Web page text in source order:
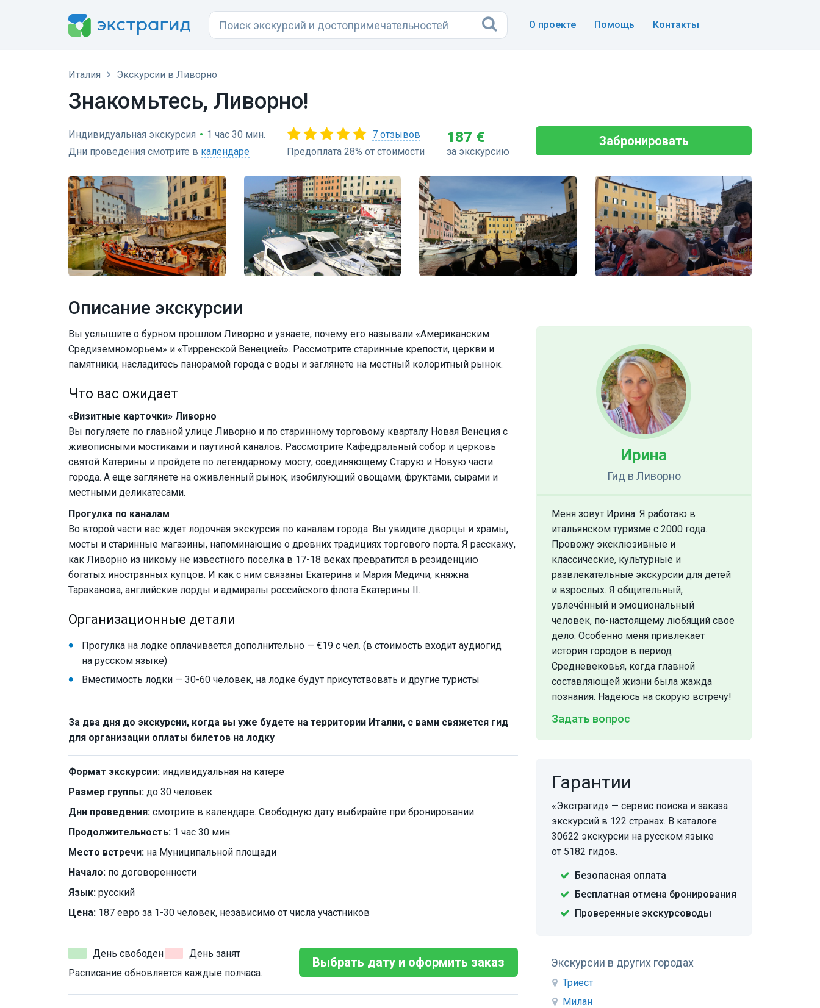
О проекте Помощь Контакты
Италия Экскурсии в Ливорно
Знакомьтесь, Ливорно!
Индивидуальная экскурсия • 1 час 30 мин.
Дни проведения смотрите в календаре
7 отзывов
Предоплата 28% от стоимости
187 €
за экскурсию
Забронировать
Описание экскурсии
Вы услышите о бурном прошлом Ливорно и узнаете, почему его называли «Американским
Средиземноморьем» и «Тирренской Венецией». Рассмотрите старинные крепости, церкви и
памятники, насладитесь панорамой города с воды и заглянете на местный колоритный рынок.
Что вас ожидает
«Визитные карточки» Ливорно
Вы погуляете по главной улице Ливорно и по старинному торговому кварталу Новая Венеция с
живописными мостиками и паутиной каналов. Рассмотрите Кафедральный собор и церковь
святой Катерины и пройдете по легендарному мосту, соединяющему Старую и Новую части
города. А еще заглянете на оживленный рынок, изобилующий овощами, фруктами, сырами и
местными деликатесами.
Прогулка по каналам
Во второй части вас ждет лодочная экскурсия по каналам города. Вы увидите дворцы и храмы,
мосты и старинные магазины, напоминающие о древних традициях торгового порта. Я расскажу,
как Ливорно из никому не известного поселка в 17-18 веках превратится в резиденцию
богатых иностранных купцов. И как с ним связаны Екатерина и Мария Медичи, княжна
Тараканова, английские лорды и адмиралы российского флота Екатерины II.
Организационные детали
Прогулка на лодке оплачивается дополнительно — €19 с чел. (в стоимость входит аудиогид
на русском языке)
Вместимость лодки — 30-60 человек, на лодке будут присутствовать и другие туристы
За два дня до экскурсии, когда вы уже будете на территории Италии, с вами свяжется гид
для организации оплаты билетов на лодку
Формат экскурсии: индивидуальная на катере
Размер группы: до 30 человек
Дни проведения: смотрите в календаре. Свободную дату выбирайте при бронировании.
Продолжительность: 1 час 30 мин.
Место встречи: на Муниципальной площади
Начало: по договоренности
Язык: русский
Цена: 187 евро за 1-30 человек, независимо от числа участников
День свободен
День занят
Расписание обновляется каждые полчаса.
Выбрать дату и оформить заказ
Ирина
Гид в Ливорно
Меня зовут Ирина. Я работаю в
итальянском туризме с 2000 года.
Провожу эксклюзивные и
классические, культурные и
развлекательные экскурсии для детей
и взрослых. Я общительный,
увлечённый и эмоциональный
человек, по-настоящему любящий свое
дело. Особенно меня привлекает
история городов в период
Средневековья, когда главной
составляющей жизни была жажда
познания. Надеюсь на скорую встречу!
Задать вопрос
Гарантии
«Экстрагид» — сервис поиска и заказа
экскурсий в 122 странах. В каталоге
30622 экскурсии на русском языке
от 5182 гидов.
Безопасная оплата
Бесплатная отмена бронирования
Проверенные экскурсоводы
Экскурсии в других городах
Триест
Милан